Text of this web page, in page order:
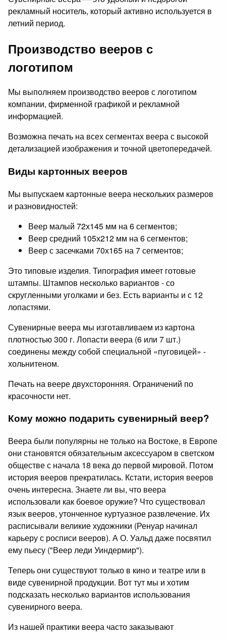
рекламный носитель, который активно используется в
летний период.
Производство вееров с
логотипом
Мы выполняем производство вееров с логотипом
компании, фирменной графикой и рекламной
информацией.
Возможна печать на всех сегментах веера с высокой
детализацией изображения и точной цветопередачей.
Виды картонных вееров
Мы выпускаем картонные веера нескольких размеров
и разновидностей:
Веер малый 72х145 мм на 6 сегментов;
Веер средний 105х212 мм на 6 сегментов;
Веер с засечками 70х165 на 7 сегментов;
Это типовые изделия. Типография имеет готовые
штампы. Штампов несколько вариантов - со
скругленными уголками и без. Есть варианты и с 12
лопастями.
Сувенирные веера мы изготавливаем из картона
плотностью 300 г. Лопасти веера (6 или 7 шт.)
соединены между собой специальной «пуговицей» -
хольнитеном.
Печать на веере двухсторонняя. Ограничений по
красочности нет.
Кому можно подарить сувенирный веер?
Веера были популярны не только на Востоке, в Европе
они становятся обязательным аксессуаром в светском
обществе с начала 18 века до первой мировой. Потом
история вееров прекратилась. Кстати, история вееров
очень интересна. Знаете ли вы, что веера
использовали как боевое оружие? Что существовал
язык вееров, утонченное куртуазное развлечение. Их
расписывали великие художники (Ренуар начинал
карьеру с росписи вееров). А О. Уальд даже посвятил
ему пьесу ("Веер леди Уиндермир").
Теперь они существуют только в кино и театре или в
виде сувенирной продукции. Вот тут мы и хотим
подсказать несколько вариантов использования
сувенирного веера.
Из нашей практики веера часто заказывают